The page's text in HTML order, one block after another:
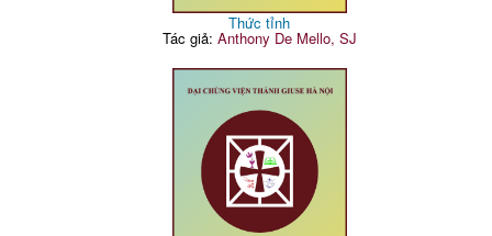
Thức tỉnh
Tác giả: Anthony De Mello, SJ